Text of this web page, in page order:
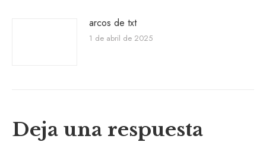
arcos de txt
1 de abril de 2025
Deja una respuesta